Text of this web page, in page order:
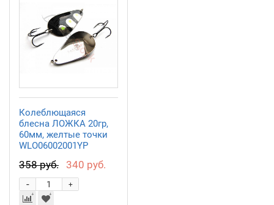
Колеблющаяся
блесна ЛОЖКА 20гр,
60мм, желтые точки
WLO06002001YP
358 руб. 340 руб.
+
-